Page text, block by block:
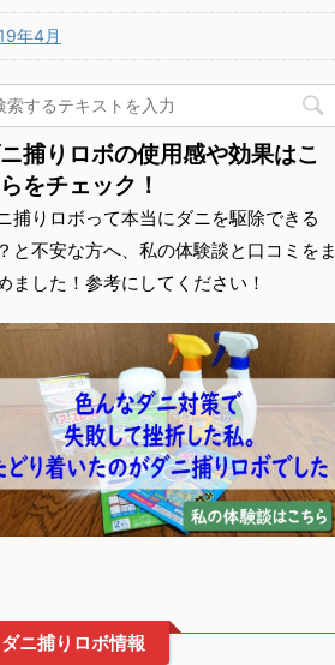
年4月
捕りロボの使用感や効果はこ
をチェック！
捕りロボって本当にダニを駆除できる
と不安な方へ、私の体験談と口コミをま
ました！参考にしてください！
ダニ捕りロボ情報